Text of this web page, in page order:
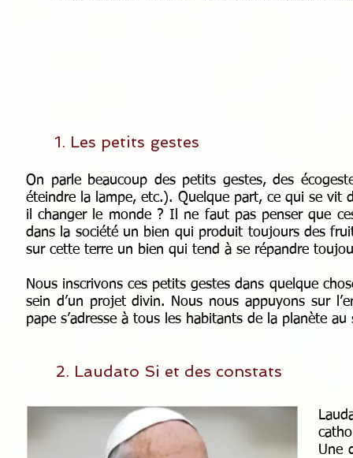
1. Les petits gestes
On parle beaucoup des petits gestes, des
éteindre la lampe, etc.). Quelque part, ce qui se vit
il changer le monde ? Il ne faut pas penser que
dans la société un bien qui produit toujours des
sur cette terre un bien qui tend à se répandre
Nous inscrivons ces petits gestes dans quelque
sein d’un projet divin. Nous nous appuyons sur
pape s’adresse à tous les habitants de la planète
2. Laudato Si et des constats
Une